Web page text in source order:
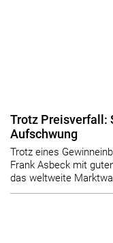
Trotz Preisverfall:
Aufschwung
Trotz eines
Frank Asbeck mit
das weltweite